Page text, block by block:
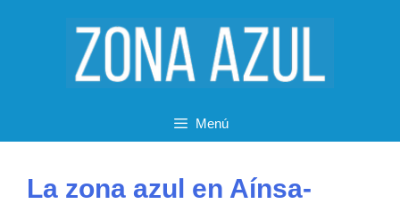
Menú
La zona azul en Aínsa-